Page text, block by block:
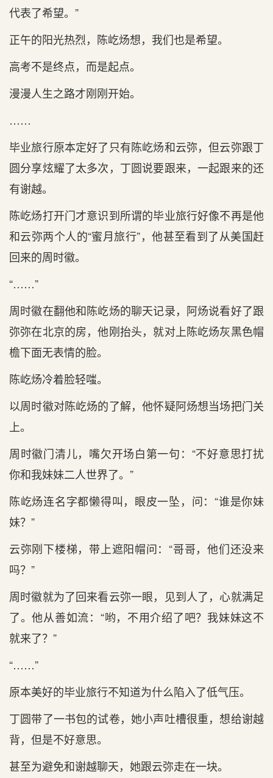
代表了希望。”
正午的阳光热烈，陈屹炀想，我们也是希望。
高考不是终点，而是起点。
漫漫人生之路才刚刚开始。
……
毕业旅行原本定好了只有陈屹炀和云弥，但云弥跟丁
圆分享炫耀了太多次，丁圆说要跟来，一起跟来的还
有谢越。
陈屹炀打开门才意识到所谓的毕业旅行好像不再是他
和云弥两个人的“蜜月旅行”，他甚至看到了从美国赶
回来的周时徽。
“……”
周时徽在翻他和陈屹炀的聊天记录，阿炀说看好了跟
弥弥在北京的房，他刚抬头，就对上陈屹炀灰黑色帽
檐下面无表情的脸。
陈屹炀冷着脸轻嗤。
以周时徽对陈屹炀的了解，他怀疑阿炀想当场把门关
上。
周时徽门清儿，嘴欠开场白第一句：“不好意思打扰
你和我妹妹二人世界了。”
陈屹炀连名字都懒得叫，眼皮一坠，问：“谁是你妹
妹？”
云弥刚下楼梯，带上遮阳帽问：“哥哥，他们还没来
吗？”
周时徽就为了回来看云弥一眼，见到人了，心就满足
了。他从善如流：“哟，不用介绍了吧？我妹妹这不
就来了？”
“……”
原本美好的毕业旅行不知道为什么陷入了低气压。
丁圆带了一书包的试卷，她小声吐槽很重，想给谢越
背，但是不好意思。
甚至为避免和谢越聊天，她跟云弥走在一块。